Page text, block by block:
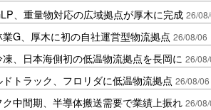
、重量物対応の広域拠点が厚木に完成 26/
G、厚木に初の自社運営型物流拠点 26/08/06
、日本海側初の低温物流拠点を長岡に 26/
ドトラック、フロリダに低温物流拠点 26/08/06
ク中間期、半導体搬送需要で業績上振れ 26/